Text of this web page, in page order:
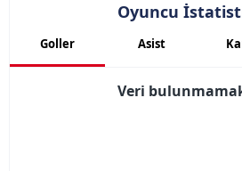
Oyuncu
Goller Asist
Veri